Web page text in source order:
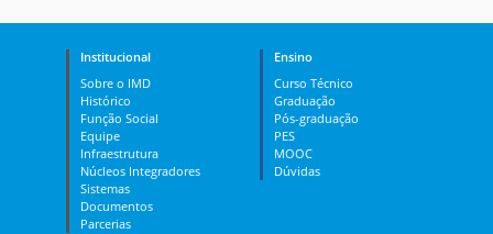
Institucional
Sobre o IMD
Histórico
Função Social
Equipe
Infraestrutura
Núcleos Integradores
Sistemas
Documentos
Parcerias
Ensino
Curso Técnico
Graduação
Pós-graduação
PES
MOOC
Dúvidas